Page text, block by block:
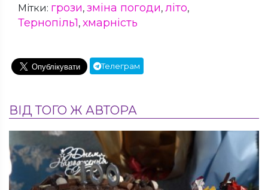
Мітки: грози, зміна погоди, літо,
Тернопіль1, хмарність
Телеграм
ВІД ТОГО Ж АВТОРА